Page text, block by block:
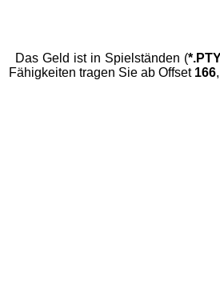
Das Geld ist in Spielständen (
Fähigkeiten tragen Sie ab Offset 166,